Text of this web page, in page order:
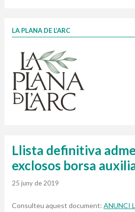
Infografia porta a
1 contenidors
Finançat per la Unió Europea –
LA PLANA DE L’ARC
Llista definitiva
exclosos borsa
25 juny de 2019
Consulteu aquest document: ANUNCI